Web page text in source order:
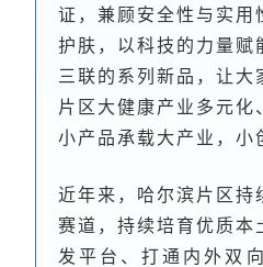
证，兼顾安全性与实用
护肤，以科技的力量赋
三联的系列新品，让大
片区大健康产业多元
小产品承载大产业，小
近年来，哈尔滨片区持
赛道，持续培育优质本
发平台、打通内外双